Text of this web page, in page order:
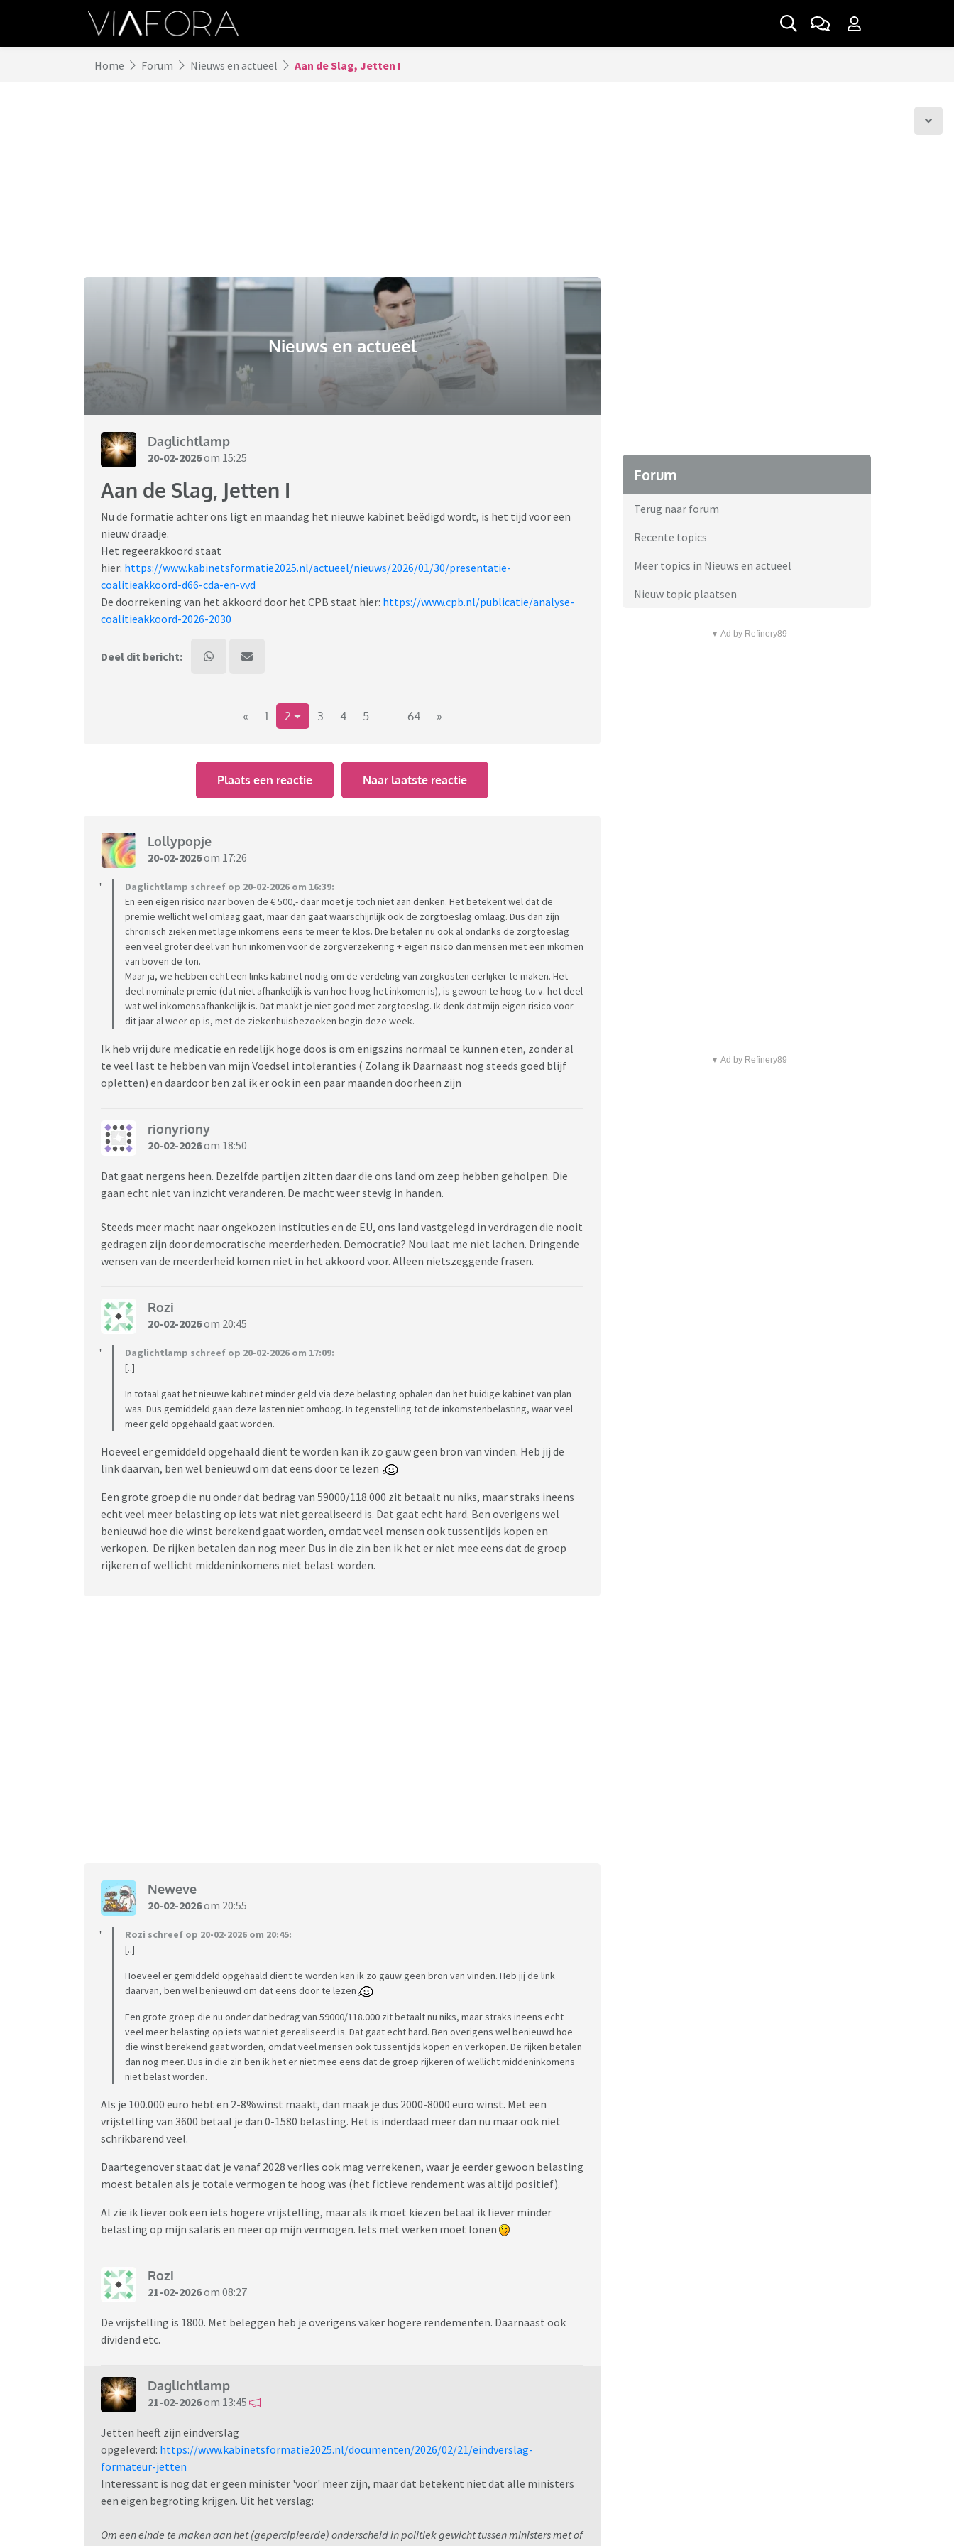
Home Forum Nieuws en actueel Aan de Slag, Jetten I
Nieuws en actueel
Daglichtlamp
20-02-2026om 15:25
Aan de Slag, Jetten I
Nu de formatie achter ons ligt en maandag het nieuwe kabinet beëdigd wordt, is het tijd voor een
nieuw draadje.
Het regeerakkoord staat
hier: https://www.kabinetsformatie2025.nl/actueel/nieuws/2026/01/30/presentatie-
coalitieakkoord-d66-cda-en-vvd
De doorrekening van het akkoord door het CPB staat hier: https://www.cpb.nl/publicatie/analyse-
coalitieakkoord-2026-2030
Deel dit bericht:
« 1 2 3 4 5 .. 64 »
Plaats een reactie Naar laatste reactie
Lollypopje
20-02-2026om 17:26
Daglichtlamp schreef op 20-02-2026 om 16:39:
En een eigen risico naar boven de € 500,- daar moet je toch niet aan denken. Het betekent wel dat de
premie wellicht wel omlaag gaat, maar dan gaat waarschijnlijk ook de zorgtoeslag omlaag. Dus dan zijn
chronisch zieken met lage inkomens eens te meer te klos. Die betalen nu ook al ondanks de zorgtoeslag
een veel groter deel van hun inkomen voor de zorgverzekering + eigen risico dan mensen met een inkomen
van boven de ton.
Maar ja, we hebben echt een links kabinet nodig om de verdeling van zorgkosten eerlijker te maken. Het
deel nominale premie (dat niet afhankelijk is van hoe hoog het inkomen is), is gewoon te hoog t.o.v. het deel
wat wel inkomensafhankelijk is. Dat maakt je niet goed met zorgtoeslag. Ik denk dat mijn eigen risico voor
dit jaar al weer op is, met de ziekenhuisbezoeken begin deze week.
Ik heb vrij dure medicatie en redelijk hoge doos is om enigszins normaal te kunnen eten, zonder al
te veel last te hebben van mijn Voedsel intoleranties ( Zolang ik Daarnaast nog steeds goed blijf
opletten) en daardoor ben zal ik er ook in een paar maanden doorheen zijn
rionyriony
20-02-2026om 18:50
Dat gaat nergens heen. Dezelfde partijen zitten daar die ons land om zeep hebben geholpen. Die
gaan echt niet van inzicht veranderen. De macht weer stevig in handen.
Steeds meer macht naar ongekozen instituties en de EU, ons land vastgelegd in verdragen die nooit
gedragen zijn door democratische meerderheden. Democratie? Nou laat me niet lachen. Dringende
wensen van de meerderheid komen niet in het akkoord voor. Alleen nietszeggende frasen.
Rozi
20-02-2026om 20:45
Daglichtlamp schreef op 20-02-2026 om 17:09:
[..]
In totaal gaat het nieuwe kabinet minder geld via deze belasting ophalen dan het huidige kabinet van plan
was. Dus gemiddeld gaan deze lasten niet omhoog. In tegenstelling tot de inkomstenbelasting, waar veel
meer geld opgehaald gaat worden.
Hoeveel er gemiddeld opgehaald dient te worden kan ik zo gauw geen bron van vinden. Heb jij de
link daarvan, ben wel benieuwd om dat eens door te lezen
Een grote groep die nu onder dat bedrag van 59000/118.000 zit betaalt nu niks, maar straks ineens
echt veel meer belasting op iets wat niet gerealiseerd is. Dat gaat echt hard. Ben overigens wel
benieuwd hoe die winst berekend gaat worden, omdat veel mensen ook tussentijds kopen en
verkopen. De rijken betalen dan nog meer. Dus in die zin ben ik het er niet mee eens dat de groep
rijkeren of wellicht middeninkomens niet belast worden.
Neweve
20-02-2026om 20:55
Rozi schreef op 20-02-2026 om 20:45:
[..]
Hoeveel er gemiddeld opgehaald dient te worden kan ik zo gauw geen bron van vinden. Heb jij de link
daarvan, ben wel benieuwd om dat eens door te lezen
Een grote groep die nu onder dat bedrag van 59000/118.000 zit betaalt nu niks, maar straks ineens echt
veel meer belasting op iets wat niet gerealiseerd is. Dat gaat echt hard. Ben overigens wel benieuwd hoe
die winst berekend gaat worden, omdat veel mensen ook tussentijds kopen en verkopen. De rijken betalen
dan nog meer. Dus in die zin ben ik het er niet mee eens dat de groep rijkeren of wellicht middeninkomens
niet belast worden.
Als je 100.000 euro hebt en 2-8%winst maakt, dan maak je dus 2000-8000 euro winst. Met een
vrijstelling van 3600 betaal je dan 0-1580 belasting. Het is inderdaad meer dan nu maar ook niet
schrikbarend veel.
Daartegenover staat dat je vanaf 2028 verlies ook mag verrekenen, waar je eerder gewoon belasting
moest betalen als je totale vermogen te hoog was (het fictieve rendement was altijd positief).
Al zie ik liever ook een iets hogere vrijstelling, maar als ik moet kiezen betaal ik liever minder
belasting op mijn salaris en meer op mijn vermogen. Iets met werken moet lonen
Rozi
21-02-2026om 08:27
De vrijstelling is 1800. Met beleggen heb je overigens vaker hogere rendementen. Daarnaast ook
dividend etc.
Daglichtlamp
21-02-2026om 13:45
Jetten heeft zijn eindverslag
opgeleverd: https://www.kabinetsformatie2025.nl/documenten/2026/02/21/eindverslag-
formateur-jetten
Interessant is nog dat er geen minister 'voor' meer zijn, maar dat betekent niet dat alle ministers
een eigen begroting krijgen. Uit het verslag:
Om een einde te maken aan het (gepercipieerde) onderscheid in politiek gewicht tussen ministers met of
Forum
Terug naar forum
Recente topics
Meer topics in Nieuws en actueel
Nieuw topic plaatsen
▼ Ad by Refinery89
▼ Ad by Refinery89